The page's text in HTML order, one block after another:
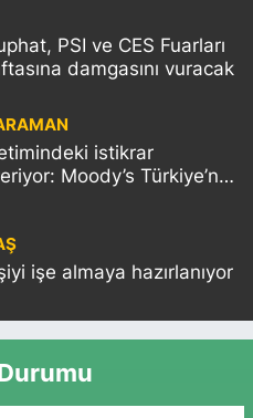
PSI ve CES Fuarları
damgasını vuracak
istikrar
Moody’s Türkiye’nin
işe almaya hazırlanıyor